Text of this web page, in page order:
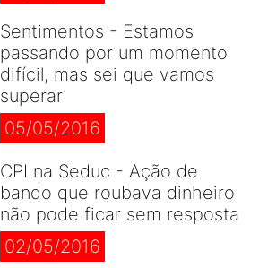
Sentimentos - Estamos
passando por um momento
difícil, mas sei que vamos
superar
05/05/2016
CPI na Seduc - Ação de
bando que roubava dinheiro
não pode ficar sem resposta
02/05/2016